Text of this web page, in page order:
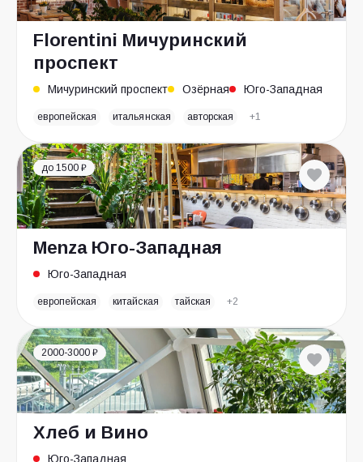
Florentini Мичуринский
проспект
Мичуринский проспект Озёрная Юго-Западная
европейская итальянская авторская +1
до 1500 ₽
Menza Юго-Западная
Юго-Западная
европейская китайская тайская +2
2000-3000 ₽
Хлеб и Вино
Юго-Западная